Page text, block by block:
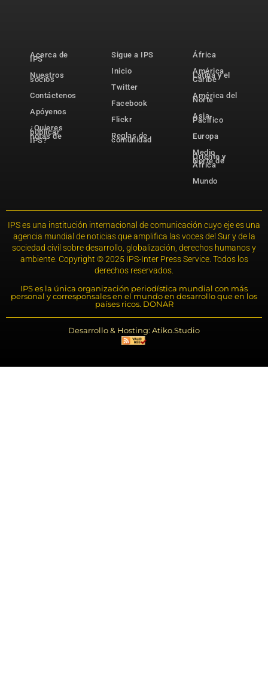
Acerca de
IPS
Nuestros
socios
Contáctenos
Apóyenos
¿Quieres
publicar
notas de
IPS?
Sigue a IPS
Inicio
Twitter
Facebook
Flickr
Reglas de
comunidad
África
América
Latina y el
Caribe
América del
Norte
Asia-
Pacífico
Europa
Medio
Oriente y
Norte de
África
Mundo
IPS es una institución internacional de comunicación cuyo eje es una
agencia mundial de noticias que amplifica las voces del Sur y de la
sociedad civil sobre desarrollo, globalización, derechos humanos y
ambiente. Copyright © 2025 IPS-Inter Press Service. Todos los
derechos reservados.
IPS es la única organización periodística mundial con más
personal y corresponsales en el mundo en desarrollo que en los
países ricos. DONAR
Desarrollo & Hosting: Atiko.Studio